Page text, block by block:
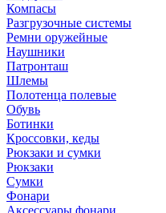
Компасы
Разгрузочные системы
Ремни оружейные
Наушники
Патронташ
Шлемы
Полотенца полевые
Обувь
Ботинки
Кроссовки, кеды
Рюкзаки и сумки
Рюкзаки
Сумки
Фонари
Аксессуары фонари